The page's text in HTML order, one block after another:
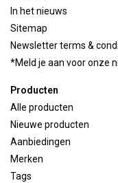
In het nieuws
Sitemap
Newsletter terms &
*Meld je aan voor onze
Producten
Alle producten
Nieuwe producten
Aanbiedingen
Merken
Tags